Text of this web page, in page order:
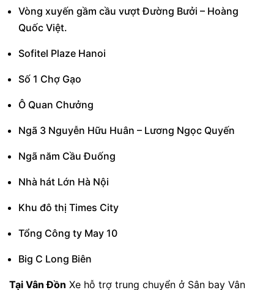
Vòng xuyến gầm cầu vượt Đường Bưởi – Hoàng
Quốc Việt.
Sofitel Plaze Hanoi
Số 1 Chợ Gạo
Ô Quan Chưởng
Ngã 3 Nguyễn Hữu Huân – Lương Ngọc Quyến
Ngã năm Cầu Đuống
Nhà hát Lớn Hà Nội
Khu đô thị Times City
Tổng Công ty May 10
Big C Long Biên
Tại Vân Đồn Xe hỗ trợ trung chuyển ở Sân bay Vân